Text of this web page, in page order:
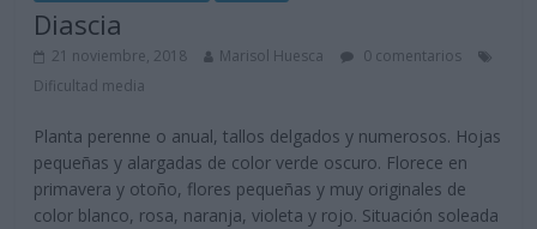
Diascia
21 noviembre, 2018 Marisol Huesca
0 comentarios
Dificultad media
Planta perenne o anual, tallos delgados y numerosos. Hojas
pequeñas y alargadas de color verde oscuro. Florece en
primavera y otoño, flores pequeñas y muy originales de
color blanco, rosa, naranja, violeta y rojo. Situación soleada